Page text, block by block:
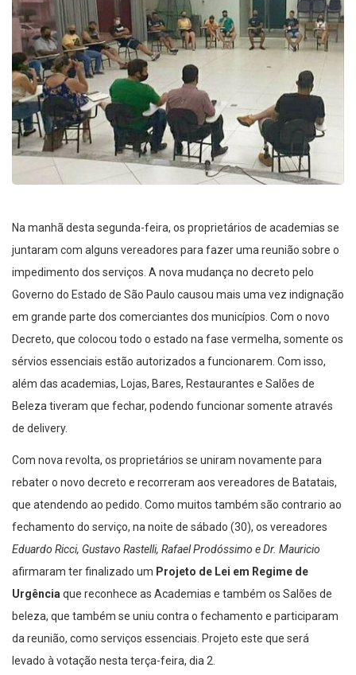
Na manhã desta segunda-feira, os proprietários de academias se
juntaram com alguns vereadores para fazer uma reunião sobre o
impedimento dos serviços. A nova mudança no decreto pelo
Governo do Estado de São Paulo causou mais uma vez indignação
em grande parte dos comerciantes dos municípios. Com o novo
Decreto, que colocou todo o estado na fase vermelha, somente os
sérvios essenciais estão autorizados a funcionarem. Com isso,
além das academias, Lojas, Bares, Restaurantes e Salões de
Beleza tiveram que fechar, podendo funcionar somente através
de delivery.
Com nova revolta, os proprietários se uniram novamente para
rebater o novo decreto e recorreram aos vereadores de Batatais,
que atendendo ao pedido. Como muitos também são contrario ao
fechamento do serviço, na noite de sábado (30), os vereadores
Eduardo Ricci, Gustavo Rastelli, Rafael Prodóssimo e Dr. Mauricio
afirmaram ter finalizado um Projeto de Lei em Regime de
Urgência que reconhece as Academias e também os Salões de
beleza, que também se uniu contra o fechamento e participaram
da reunião, como serviços essenciais. Projeto este que será
levado à votação nesta terça-feira, dia 2.